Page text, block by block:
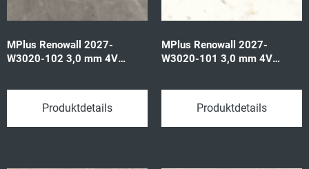
MPlus Renowall 2027-
W3020-102 3,0 mm 4V
Produktdetails
MPlus Renowall 2027-
W3020-101 3,0 mm 4V
Produktdetails